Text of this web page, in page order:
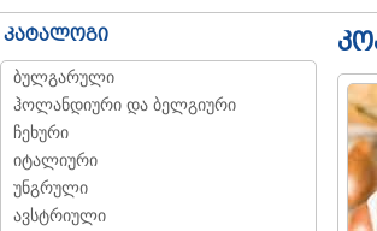
კატალოგი
ბულგარული
ჰოლანდიური და ბელგიური
ჩეხური
იტალიური
უნგრული
ავსტრიული